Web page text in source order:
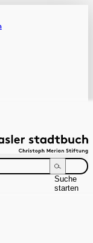
Suche
starten